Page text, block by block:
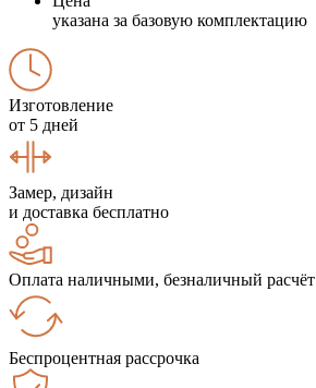
указана за базовую комплектацию
Изготовление
от 5 дней
Замер, дизайн
и доставка бесплатно
Оплата наличными, безналичный расчёт
Беспроцентная рассрочка